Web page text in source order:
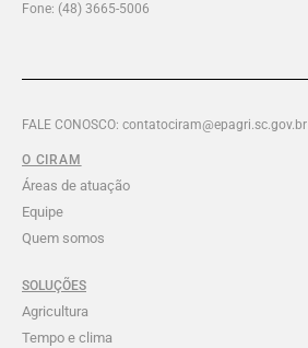
Fone: (48) 3665-5006
FALE CONOSCO: contatociram@epagri.sc.gov.br
O CIRAM
Áreas de atuação
Equipe
Quem somos
SOLUÇÕES
Agricultura
Tempo e clima